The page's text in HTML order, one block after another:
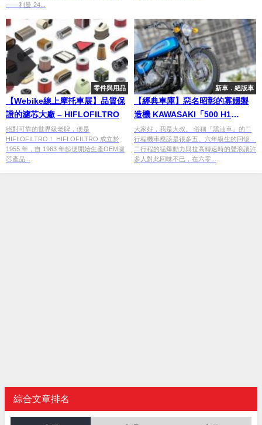
——利曼 24...
零件與用品
【Webike線上摩托車展】品質保
證的濾芯大廠 – HIFLOFILTRO
絕對可靠的世界級老牌，便是
HIFLOFILTRO！ HIFLOFILTRO 成立於
1955 年，自 1963 年起便開始生產OEM濾
芯產品...
新車．絕版車
【經典車庫】惡名昭彰的寡婦製
造機 KAWASAKI「500 H1
MACH III」
大家好，我是大叔。 俗稱「黑油車」的二
行程機車應該是很多五、六年級生的回憶，
二行程的猛爆動力與拉高轉速時的聲浪讓許
多人對此回味不已，在六零...
綜合文章排名